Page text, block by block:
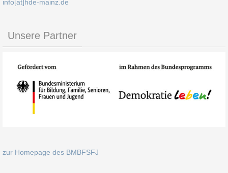
info[at]hde-mainz.de
Unsere Partner
zur Homepage des BMBFSFJ